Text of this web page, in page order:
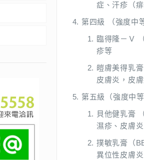
症、汗疹（痱
第四級 （強度中
臨得隆－Ｖ
疹等
皚膚美得乳
皮膚炎，皮
第五級（強度中等
貝他健乳膏
濕疹、皮膚
撲敏乳膏（
異位性皮膚